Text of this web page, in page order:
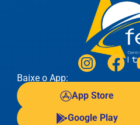
Baixe o App:
App Store
Google Play